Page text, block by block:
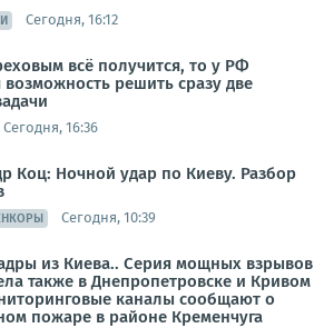
Сегодня, 16:12
всё получится, то у РФ
возможность решить сразу две
Сегодня, 16:36
Коц: Ночной удар по Киеву. Разбор
Сегодня, 10:39
из Киева.. Серия мощных взрывов
также в Днепропетровске и Кривом
каналы сообщают о
пожаре в районе Кременчуга